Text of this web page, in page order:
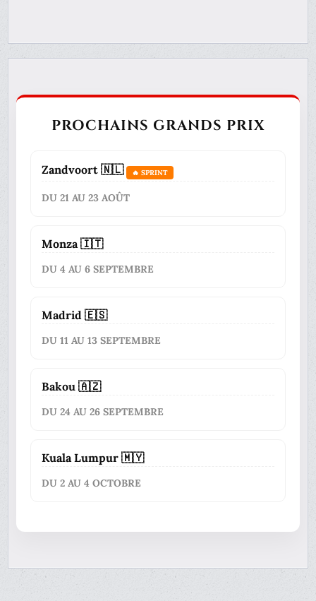
PROCHAINS GRANDS PRIX
Zandvoort 🇳🇱 🔥 SPRINT
DU 21 AU 23 AOÛT
Monza 🇮🇹
DU 4 AU 6 SEPTEMBRE
Madrid 🇪🇸
DU 11 AU 13 SEPTEMBRE
Bakou 🇦🇿
DU 24 AU 26 SEPTEMBRE
Kuala Lumpur 🇲🇾
DU 2 AU 4 OCTOBRE